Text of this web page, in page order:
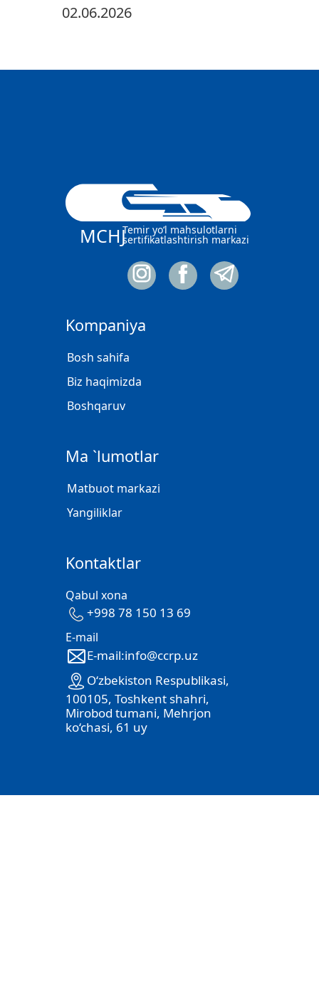
02.06.2026
MCHJTemir yo‘l mahsulotlarni
sertifikatlashtirish markazi
Kompaniya
Bosh sahifa
Biz haqimizda
Boshqaruv
Ma `lumotlar
Matbuot markazi
Yangiliklar
Kontaktlar
Qabul xona
+998 78 150 13 69
E-mail
E-mail:info@ccrp.uz
O‘zbekiston Respublikasi,
100105, Toshkent shahri,
Mirobod tumani, Mehrjon
ko‘chasi, 61 uy